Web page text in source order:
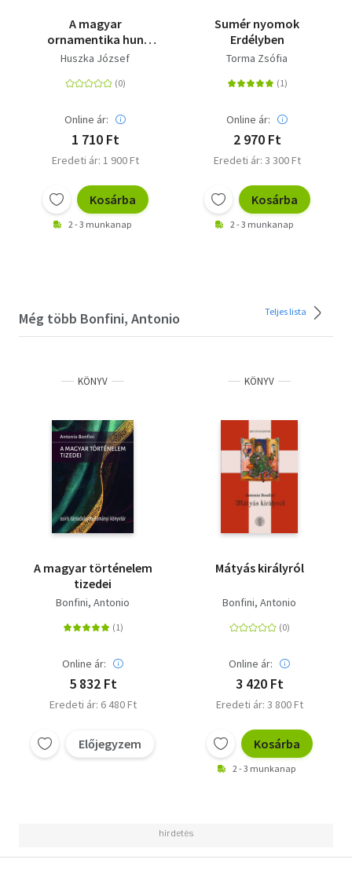
A magyar
ornamentika hun
eredete
Huszka József
Online ár:
1 710 Ft
Eredeti ár: 1 900 Ft
Kosárba
2 - 3 munkanap
Sumér nyomok
Erdélyben
Torma Zsófia
Online ár:
2 970 Ft
Eredeti ár: 3 300 Ft
Kosárba
2 - 3 munkanap
Még több Bonfini, Antonio Teljes lista
KÖNYV
A magyar történelem
tizedei
Bonfini, Antonio
Online ár:
5 832 Ft
Eredeti ár: 6 480 Ft
Előjegyzem
KÖNYV
Mátyás királyról
Bonfini, Antonio
Online ár:
3 420 Ft
Eredeti ár: 3 800 Ft
Kosárba
2 - 3 munkanap